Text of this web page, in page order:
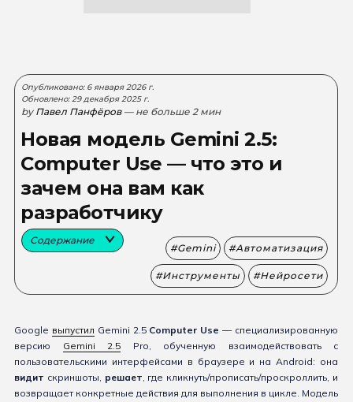
Опубликовано: 6 января 2026 г.
Обновлено: 29 декабря 2025 г.
by Павел Панфёров — не больше 2 мин
Новая модель Gemini 2.5:
Computer Use — что это и
зачем она вам как
разработчику
Содержание
Gemini Автоматизация
Инструменты Нейросети
Google выпустил Gemini 2.5 Computer Use — специализированную
версию Gemini 2.5 Pro, обученную взаимодействовать с
пользовательскими интерфейсами в браузере и на Android: она
видит скриншоты, решает, где кликнуть/прописать/проскроллить, и
возвращает конкретные действия для выполнения в цикле. Модель